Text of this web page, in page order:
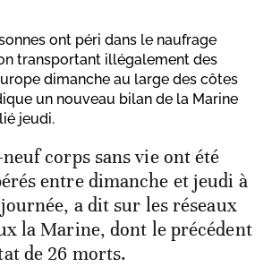
ont péri dans le naufrage
transportant illégalement des
dimanche au large des côtes
un nouveau bilan de la Marine
jeudi.
corps sans vie ont été
entre dimanche et jeudi à
a dit sur les réseaux
la Marine, dont le précédent
de 26 morts.